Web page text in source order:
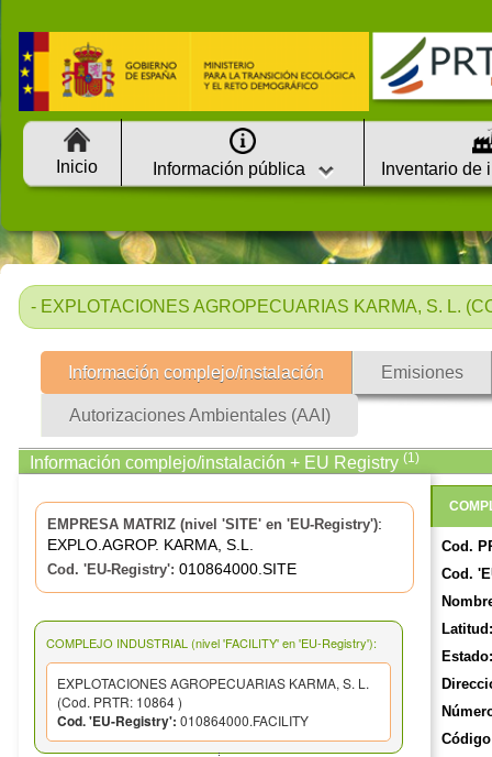
Inicio Información pública Inventario de
- EXPLOTACIONES AGROPECUARIAS KARMA, S. L.
Información complejo/instalación Emisiones
Autorizaciones Ambientales (AAI)
Información complejo/instalación + EU Registry (1)
EMPRESA MATRIZ (nivel 'SITE' en 'EU-Registry'):
EXPLO.AGROP. KARMA, S.L.
Cod. 'EU-Registry': 010864000.SITE
COMPLEJO INDUSTRIAL (nivel 'FACILITY' en 'EU-Registry'):
EXPLOTACIONES AGROPECUARIAS KARMA, S. L.
(Cod. PRTR: 10864 )
Cod. 'EU-Registry': 010864000.FACILITY
Cod.
Cod.
Latitud:
Estado: